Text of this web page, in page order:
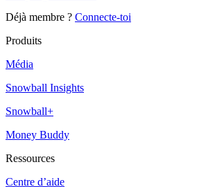
Déjà membre ? Connecte-toi
Produits
Média
Snowball Insights
Snowball+
Money Buddy
Ressources
Centre d’aide